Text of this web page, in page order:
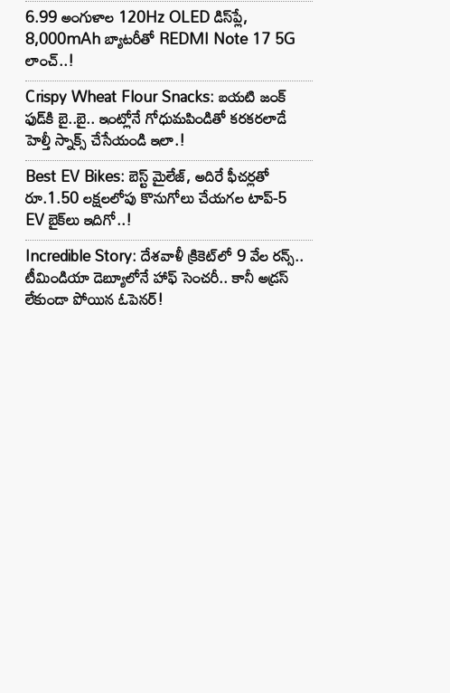
6.99 అంగుళాల 120Hz OLED డిస్‌ప్లే,
8,000mAh బ్యాటరీతో REDMI Note 17 5G
లాంచ్..!
Crispy Wheat Flour Snacks: బయటి జంక్
ఫుడ్‌కి బై..బై.. ఇంట్లోనే గోధుమపిండితో కరకరలాడే
హెల్తీ స్నాక్స్ చేసేయండి ఇలా.!
Best EV Bikes: బెస్ట్ మైలేజ్, అదిరే ఫీచర్లతో
రూ.1.50 లక్షలలోపు కొనుగోలు చేయగల టాప్-5
EV బైక్‌లు ఇదిగో..!
Incredible Story: దేశవాళీ క్రికెట్‌లో 9 వేల రన్స్..
టీమిండియా డెబ్యూలోనే హాఫ్ సెంచరీ.. కానీ అడ్రస్
లేకుండా పోయిన ఓపెనర్!